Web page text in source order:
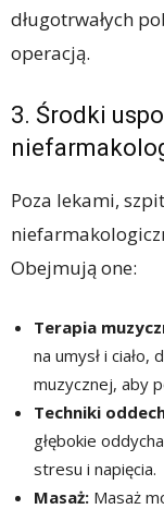
długotrwałych
operacją.
3. Środki
Poza lekami,
Obejmują one:
Terapia
na umysł i
muzycznej, aby
Techniki
głębokie
stresu i napięcia.
Masaż: Masaż